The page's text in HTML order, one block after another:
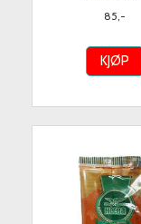
85,-
KJØP